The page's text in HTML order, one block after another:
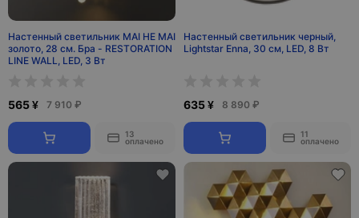
Настенный светильник MAI HE MAI
золото, 28 см. Бра - RESTORATION
LINE WALL, LED, 3 Вт
565 ¥ 7 910 ₽
13
оплачено
Настенный светильник черный,
Lightstar Enna, 30 см, LED, 8 Вт
635 ¥ 8 890 ₽
11
оплачено